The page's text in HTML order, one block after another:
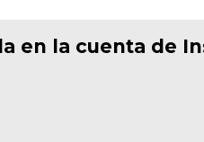
en la cuenta de